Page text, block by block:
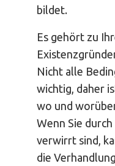
bildet.
Es gehört zu
Nicht alle
wichtig, daher
wo und
Wenn Sie
verwirrt sind,
die